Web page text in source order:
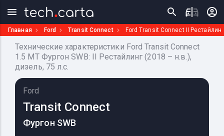
Главная Ford Transit Connect Ford Transit Connect II Рестайлинг
Технические характеристики Ford Transit Connect
1.5 MT Фургон SWB: II Рестайлинг (2018 – н.в.),
дизель, 75 л.с.
Ford
Transit Connect
Фургон SWB